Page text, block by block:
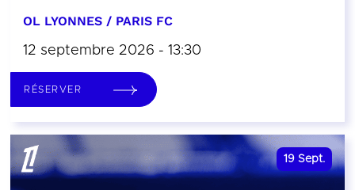
OL LYONNES / PARIS FC
12 septembre 2026 - 13:30
RÉSERVER
19 Sept.